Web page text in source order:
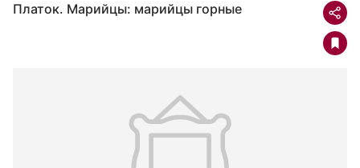
Платок. Марийцы: марийцы горные